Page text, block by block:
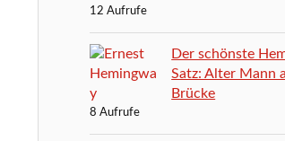
12 Aufrufe
Der schönste
Satz: Alter Mann
Brücke
8 Aufrufe